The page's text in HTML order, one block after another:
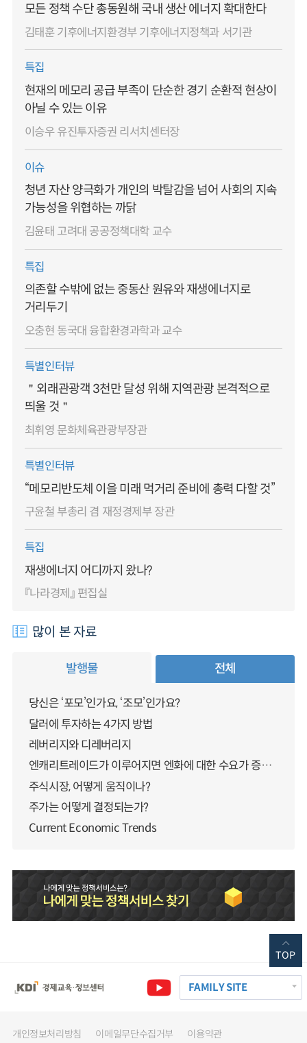
모든 정책 수단 총동원해 국내 생산 에너지 확대한다
김태훈 기후에너지환경부 기후에너지정책과 서기관
특집
현재의 메모리 공급 부족이 단순한 경기 순환적 현상이
아닐 수 있는 이유
이승우 유진투자증권 리서치센터장
이슈
청년 자산 양극화가 개인의 박탈감을 넘어 사회의 지속
가능성을 위협하는 까닭
김윤태 고려대 공공정책대학 교수
특집
의존할 수밖에 없는 중동산 원유와 재생에너지로
거리두기
오충현 동국대 융합환경과학과 교수
특별인터뷰
＂외래관광객 3천만 달성 위해 지역관광 본격적으로
띄울 것＂
최휘영 문화체육관광부장관
특별인터뷰
“메모리반도체 이을 미래 먹거리 준비에 총력 다할 것”
구윤철 부총리 겸 재정경제부 장관
특집
재생에너지 어디까지 왔나?
『나라경제』 편집실
많이 본 자료
발행물 전체
당신은 ‘포모’인가요, ‘조모’인가요?
달러에 투자하는 4가지 방법
레버리지와 디레버리지
엔캐리트레이드가 이루어지면 엔화에 대한 수요가 증가하지 않나요?
주식시장, 어떻게 움직이나?
주가는 어떻게 결정되는가?
Current Economic Trends
FAMILY SITE
개인정보처리방침 이메일무단수집거부 이용약관
TOP